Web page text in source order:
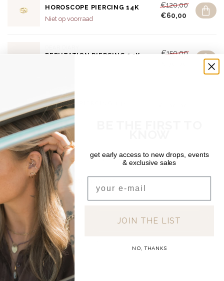
HOROSCOPE PIERCING 14K
Niet op voorraad
€120,00
€60,00
REPUTATION PIERCING 14K
€150,00
DEAR DIARY
GROWTH PIERCING 14K
Niet op voorraad
SHIPPING & RETURNS
Free shipping on orders over €150 (Benelux)
Orders under €150: €5.95 (NL & BE)
For a full overview of delivery costs per country, please visit
Shipping & Returns page.
RECENT BEKEKEN
get early access to new drops, events
& exclusive sales
JOIN THE LIST
NO, THANKS